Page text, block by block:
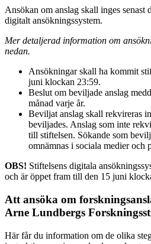
Ansökan om anslag skall inges senast
digitalt ansökningssystem.
Mer detaljerad information om
nedan.
Ansökningar skall ha kommit
juni klockan 23:59.
Beslut om beviljade anslag
månad varje år.
Beviljat anslag skall rekvireras
beviljades. Anslag som inte
till stiftelsen. Sökande som
omnämnas i sociala medier och
OBS! Stiftelsens digitala
och är öppet fram till den 15 juni
Att ansöka om
Arne Lundbergs
Här får du information om de olika